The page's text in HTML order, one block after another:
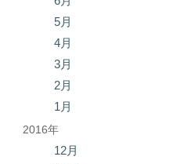
5月
4月
3月
2月
1月
2016年
12月